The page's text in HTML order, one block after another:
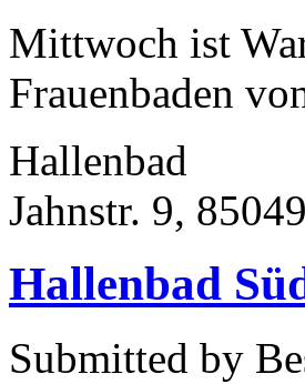
Mittwoch ist
Frauenbaden
Hallenbad
Jahnstr. 9,
Hallenbad
Submitted by